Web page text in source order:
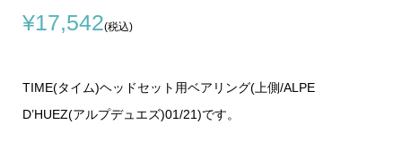
¥17,542(税込)
TIME(タイム)ヘッドセット用ベアリング(上側/ALPE
D’HUEZ(アルプデュエズ)01/21)です。